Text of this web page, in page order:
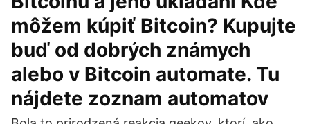
môžem kúpiť Bitcoin? Kupujte
buď od dobrých známych
alebo v Bitcoin automate. Tu
nájdete zoznam automatov